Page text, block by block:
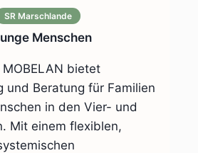
SR Marschlande
Menschen
bietet
und Beratung für Familien
in den Vier- und
Mit einem flexiblen,